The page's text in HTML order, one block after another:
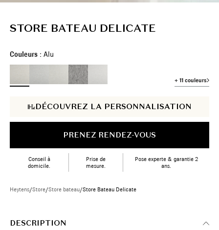
STORE BATEAU DELICATE
Couleurs : Alu
+ 11 couleurs
DÉCOUVREZ LA PERSONNALISATION
PRENEZ RENDEZ-VOUS
Conseil à
domicile.
Prise de
mesure.
Pose experte & garantie 2
ans.
Heytens/Store/Store bateau/Store Bateau Delicate
DESCRIPTION